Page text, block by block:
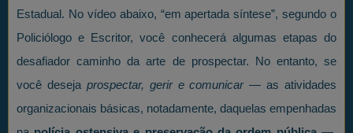
Estadual. No vídeo abaixo, “em apertada síntese”, segundo o
Policiólogo e Escritor, você conhecerá algumas etapas do
desafiador caminho da arte de prospectar. No entanto, se
você deseja prospectar, gerir e comunicar— as atividades
organizacionais básicas, notadamente, daquelas empenhadas